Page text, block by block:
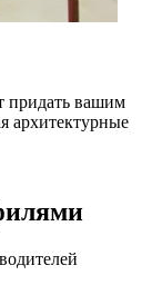
придать вашим
архитектурные